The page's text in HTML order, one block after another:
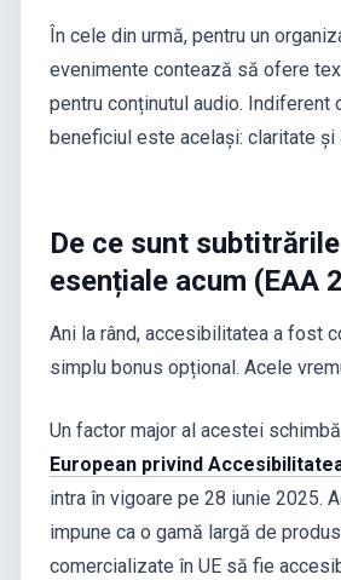
În cele din urmă, pentru un
evenimente contează să ofere
pentru conținutul audio. Indiferent
beneficiul este același: claritate și
De ce sunt
esențiale acum (EAA
Ani la rând, accesibilitatea a fost
simplu bonus opțional. Acele
Un factor major al acestei
European privind
intra în vigoare pe 28 iunie 2025.
impune ca o gamă largă de
comercializate în UE să fie